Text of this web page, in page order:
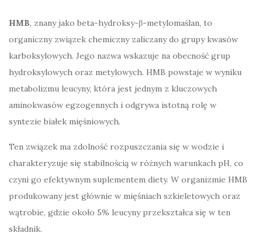
HMB, znany jako beta-hydroksy-β-metylomaślan, to
organiczny związek chemiczny zaliczany do grupy kwasów
karboksylowych. Jego nazwa wskazuje na obecność grup
hydroksylowych oraz metylowych. HMB powstaje w wyniku
metabolizmu leucyny, która jest jednym z kluczowych
aminokwasów egzogennych i odgrywa istotną rolę w
syntezie białek mięśniowych.
Ten związek ma zdolność rozpuszczania się w wodzie i
charakteryzuje się stabilnością w różnych warunkach pH, co
czyni go efektywnym suplementem diety. W organizmie HMB
produkowany jest głównie w mięśniach szkieletowych oraz
wątrobie, gdzie około 5% leucyny przekształca się w ten
składnik.